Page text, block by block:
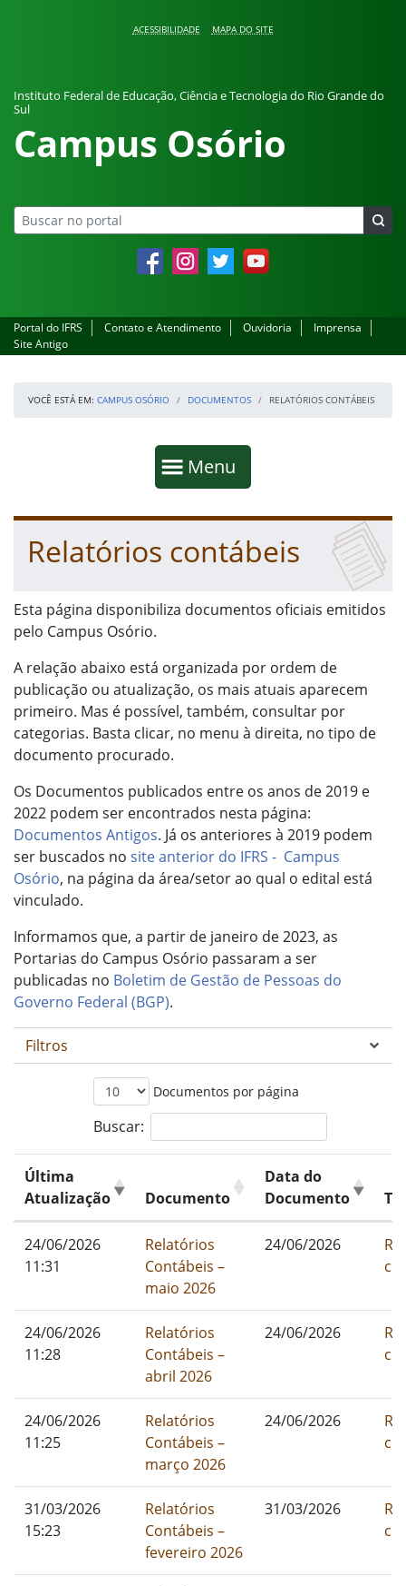
ACESSIBILIDADE MAPA DO SITE
Instituto Federal de Educação, Ciência e Tecnologia do Rio Grande do
Sul
Campus Osório
FacebookInstagramTwitter YouTube
Portal do IFRS Contato e Atendimento Ouvidoria
Imprensa
Site Antigo
VOCÊ ESTÁ EM: CAMPUS OSÓRIO DOCUMENTOS RELATÓRIOS CONTÁBEIS
Mostrar
Menu
Fim da navegação
Início do conteúdo
Relatórios contábeis
Esta página disponibiliza documentos oficiais emitidos
pelo Campus Osório.
A relação abaixo está organizada por ordem de
publicação ou atualização, os mais atuais aparecem
primeiro. Mas é possível, também, consultar por
categorias. Basta clicar, no menu à direita, no tipo de
documento procurado.
Os Documentos publicados entre os anos de 2019 e
2022 podem ser encontrados nesta página:
Documentos Antigos. Já os anteriores à 2019 podem
ser buscados no site anterior do IFRS - Campus
Osório, na página da área/setor ao qual o edital está
vinculado.
Informamos que, a partir de janeiro de 2023, as
Portarias do Campus Osório passaram a ser
publicadas no Boletim de Gestão de Pessoas do
Governo Federal (BGP).
Filtros
Documentos por página
Buscar:
Última
Atualização
Documento
Data do
Documento
24/06/2026
11:31
Relatórios
Contábeis –
maio 2026
24/06/2026
24/06/2026
11:28
Relatórios
Contábeis –
abril 2026
24/06/2026
24/06/2026
11:25
Relatórios
Contábeis –
março 2026
24/06/2026
31/03/2026
15:23
Relatórios
Contábeis –
fevereiro 2026
31/03/2026